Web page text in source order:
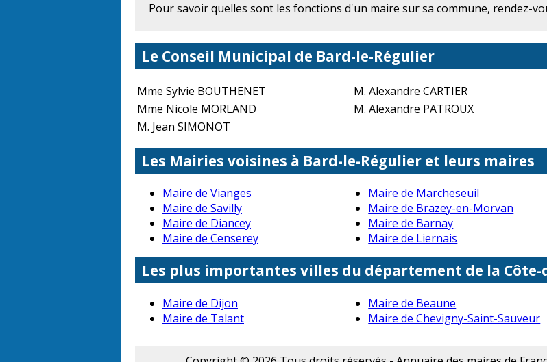
Pour savoir quelles sont les fonctions d'un maire sur sa commune, rendez-
Le Conseil Municipal de Bard-le-Régulier
Mme Sylvie BOUTHENET M. Alexandre CARTIER
Mme Nicole MORLAND
M. Alexandre PATROUX
M. Jean SIMONOT
Les Mairies voisines à Bard-le-Régulier et leurs maires
Maire de Vianges Maire de Marcheseuil
Maire de Savilly
Maire de Brazey-en-Morvan
Maire de Diancey
Maire de Barnay
Maire de Censerey
Maire de Liernais
Les plus importantes villes du département de la Côte-
Maire de Dijon Maire de Beaune
Maire de Talant
Maire de Chevigny-Saint-Sauveur